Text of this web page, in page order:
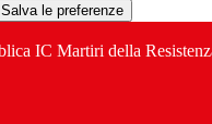
Salva le preferenze
IC Martiri della